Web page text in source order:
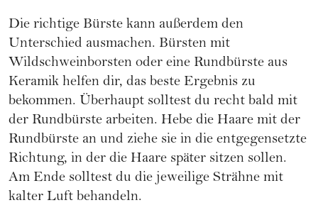
Die richtige Bürste kann außerdem den
Unterschied ausmachen. Bürsten mit
Wildschweinborsten oder eine Rundbürste aus
Keramik helfen dir, das beste Ergebnis zu
bekommen. Überhaupt solltest du recht bald mit
der Rundbürste arbeiten. Hebe die Haare mit der
Rundbürste an und ziehe sie in die entgegensetzte
Richtung, in der die Haare später sitzen sollen.
Am Ende solltest du die jeweilige Strähne mit
kalter Luft behandeln.